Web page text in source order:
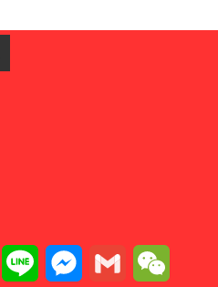
TelegramLine Messenger
Gmail